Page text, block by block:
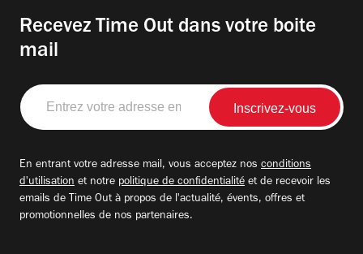
Recevez Time Out dans votre boite
mail
Entrez
votre
adresse
En entrant votre adresse mail, vous acceptez nos conditions
d'utilisation et notre politique de confidentialité et de recevoir les
emails de Time Out à propos de l'actualité, évents, offres et
promotionnelles de nos partenaires.